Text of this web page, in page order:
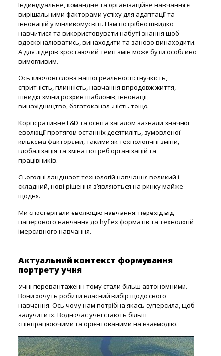
Індивідуальне, командне та організаційне навчання є
вирішальними факторами успіху для адаптації та
інновацій у мінливомусвіті. Нам потрібно швидко
навчитися та використовувати набуті знання щоб
вдосконалюватись, винаходити та заново винаходити.
А для лідерів зростаючий темп змін може бути особливо
вимогливим.
Ось ключові слова нашої реальності: гнучкість,
спритність, плинність, навчання впродовж життя,
швидкі зміни,розрив шаблонів, інновації,
винахідництво, багатоканальність тощо.
Корпоративне L&D та освіта загалом зазнали значної
еволюції протягом останніх десятиліть, зумовленої
кількома факторами, такими як технологічні зміни,
глобалізація та зміна потреб організацій та
працівників.
Сьогодні ландшафт технологій навчання великий і
складний, нові рішення з’являються на ринку майже
щодня.
Ми спостерігали еволюцію навчання: перехід від
паперового навчання до hyflex форматів та технологій
імерсивного навчання.
Актуальний контекст формування
портрету учня
Учні перевантажені і тому стали більш автономними.
Вони хочуть робити власний вибір щодо cвого
навчання. Ось чому нам потрібна якась суперсила, щоб
залучити їх. Водночас учні стають більш
співпрацюючими та орієнтованими на взаємодію.